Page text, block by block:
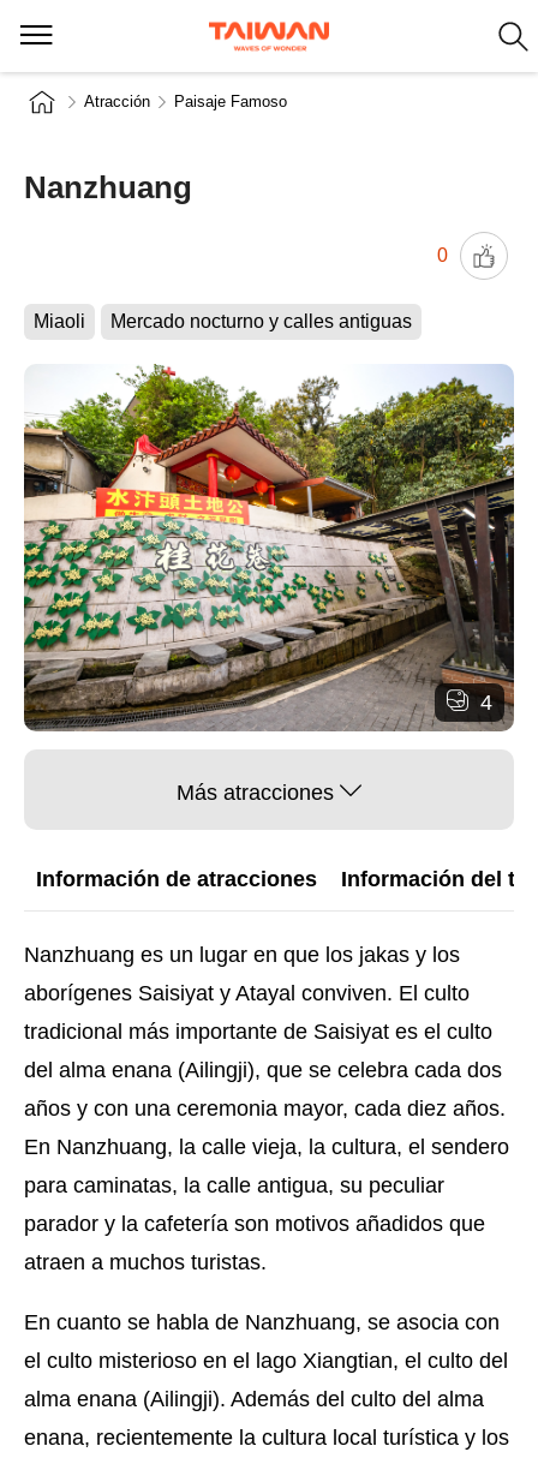
Atracción Paisaje Famoso
Nanzhuang
0
Miaoli Mercado nocturno y calles antiguas
4
Más atracciones
Información de atracciones Información del
Nanzhuang es un lugar en que los jakas y los
aborígenes Saisiyat y Atayal conviven. El culto
tradicional más importante de Saisiyat es el culto
del alma enana (Ailingji), que se celebra cada dos
años y con una ceremonia mayor, cada diez años.
En Nanzhuang, la calle vieja, la cultura, el sendero
para caminatas, la calle antigua, su peculiar
parador y la cafetería son motivos añadidos que
atraen a muchos turistas.
En cuanto se habla de Nanzhuang, se asocia con
el culto misterioso en el lago Xiangtian, el culto del
alma enana (Ailingji). Además del culto del alma
enana, recientemente la cultura local turística y los